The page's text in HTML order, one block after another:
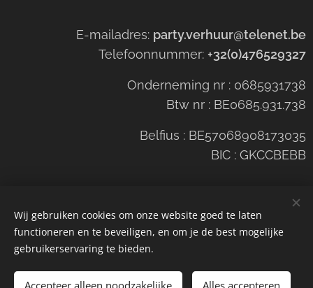
Toevoegen aan de winkelwagen
E-mailadres: party.verhuur@telenet.be
Telefoonnummer: +32(0)476529327
Onderneming nr : 0685931738
Btw nr : BE0685.931.738
Belfius : BE57068908173035
BIC : GKCCBEBB
Cookies
Wij gebruiken cookies om onze website goed te laten
functioneren en te beveiligen, en om je de best mogelijke
gebruikerservaring te bieden.
Accepteer alleen noodzakelijke Alles accepteren